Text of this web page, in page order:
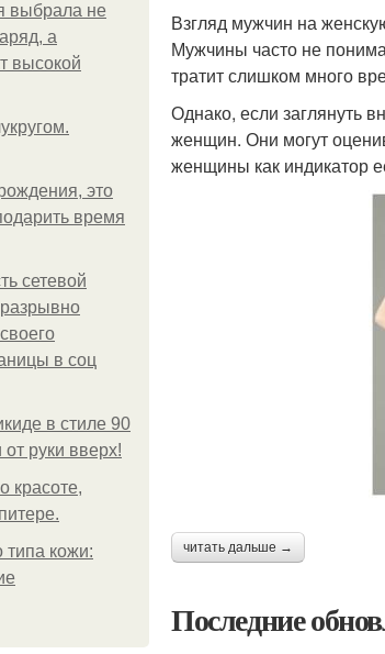
выбрала не
а
высокой
это
время
сетевой
в соц
в стиле 90
руки вверх!
красоте,
типа кожи:
Взгляд мужчин на
Мужчины часто не
тратит слишком много
Однако, если заглянуть
женщин. Они могут
женщины как индикатор
читать дальше →
Последние